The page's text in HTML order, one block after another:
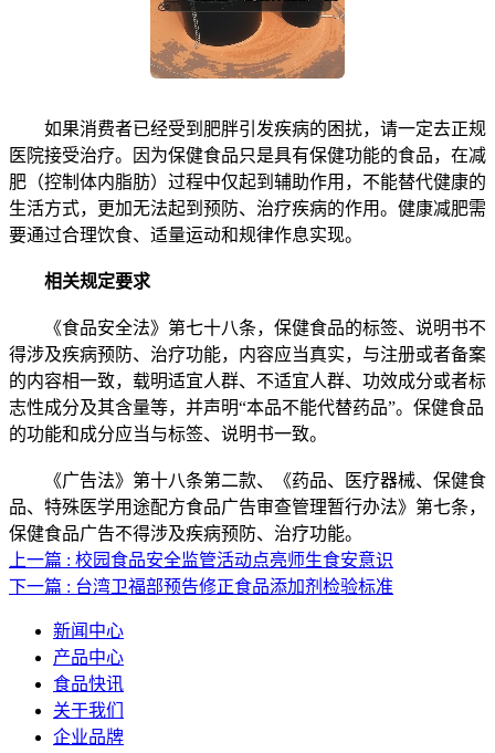
如果消费者已经受到肥胖引发疾病的困扰，请一定去正规
医院接受治疗。因为保健食品只是具有保健功能的食品，在减
肥（控制体内脂肪）过程中仅起到辅助作用，不能替代健康的
生活方式，更加无法起到预防、治疗疾病的作用。健康减肥需
要通过合理饮食、适量运动和规律作息实现。
相关规定要求
《食品安全法》第七十八条，保健食品的标签、说明书不
得涉及疾病预防、治疗功能，内容应当真实，与注册或者备案
的内容相一致，载明适宜人群、不适宜人群、功效成分或者标
志性成分及其含量等，并声明“本品不能代替药品”。保健食品
的功能和成分应当与标签、说明书一致。
《广告法》第十八条第二款、《药品、医疗器械、保健食
品、特殊医学用途配方食品广告审查管理暂行办法》第七条，
保健食品广告不得涉及疾病预防、治疗功能。
上一篇 : 校园食品安全监管活动点亮师生食安意识
下一篇 : 台湾卫福部预告修正食品添加剂检验标准
新闻中心
产品中心
食品快讯
关于我们
企业品牌